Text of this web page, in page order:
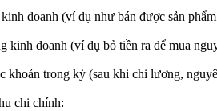
doanh (ví dụ như bán được sản
kinh doanh (ví dụ bỏ tiền ra để mua
khoản trong kỳ (sau khi chi lương,
chi chính: